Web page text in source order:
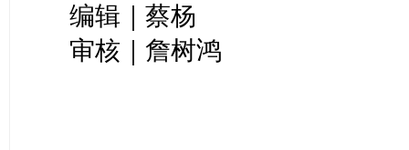
编辑｜蔡杨
审核｜詹树鸿